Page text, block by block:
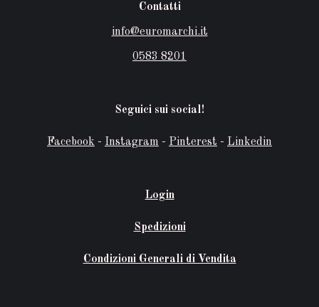
Contatti
info@euromarchi.it
0583 8201
Seguici sui social!
Facebook - Instagram - Pinterest - Linkedin
Login
Spedizioni
Condizioni Generali di Vendita